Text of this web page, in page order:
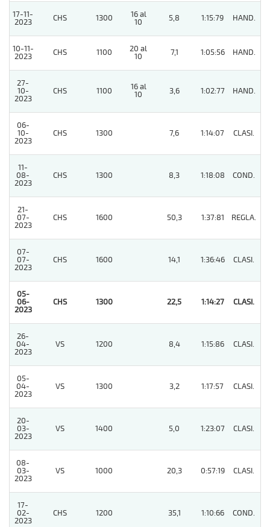
17-11-
2023
CHS 1300
16 al
10
5,8 1:15:79 HAND.
10-11-
2023
CHS 1100
20 al
10
7,1 1:05:56 HAND.
27-
10-
2023
CHS 1100
16 al
10
3,6 1:02:77 HAND.
06-
10-
2023
CHS 1300 7,6 1:14:07 CLASI.
11-
08-
2023
CHS 1300 8,3 1:18:08 COND.
21-
07-
2023
CHS 1600 50,3 1:37:81 REGLA.
07-
07-
2023
CHS 1600 14,1 1:36:46 CLASI.
05-
06-
2023
CHS 1300 22,5 1:14:27 CLASI.
26-
04-
2023
VS 1200 8,4 1:15:86 CLASI.
05-
04-
2023
VS 1300 3,2 1:17:57 CLASI.
20-
03-
2023
VS 1400 5,0 1:23:07 CLASI.
08-
03-
2023
VS 1000 20,3 0:57:19 CLASI.
17-
02-
2023
CHS 1200 35,1 1:10:66 COND.